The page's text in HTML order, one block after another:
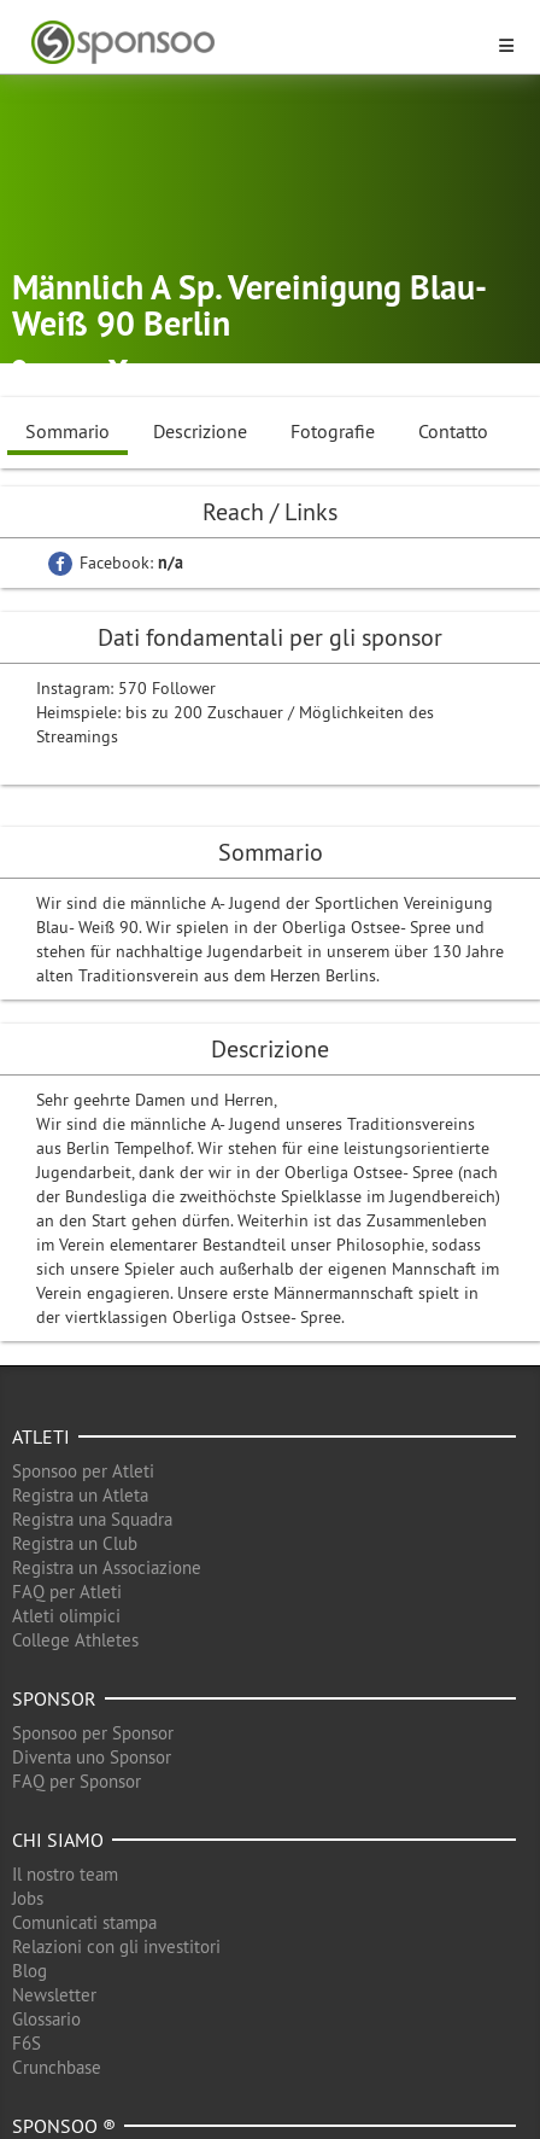
Männlich A Sp. Vereinigung Blau-
Weiß 90 Berlin
Berlin Pallamano
Sommario Descrizione Fotografie Contatto
Sommario
Wir sind die männliche A- Jugend der Sportlichen Vereinigung
Blau- Weiß 90. Wir spielen in der Oberliga Ostsee- Spree und
stehen für nachhaltige Jugendarbeit in unserem über 130 Jahre
alten Traditionsverein aus dem Herzen Berlins.
Descrizione
Sehr geehrte Damen und Herren,
Wir sind die männliche A- Jugend unseres Traditionsvereins
aus Berlin Tempelhof. Wir stehen für eine leistungsorientierte
Jugendarbeit, dank der wir in der Oberliga Ostsee- Spree (nach
der Bundesliga die zweithöchste Spielklasse im Jugendbereich)
an den Start gehen dürfen. Weiterhin ist das Zusammenleben
im Verein elementarer Bestandteil unser Philosophie, sodass
sich unsere Spieler auch außerhalb der eigenen Mannschaft im
Verein engagieren. Unsere erste Männermannschaft spielt in
der viertklassigen Oberliga Ostsee- Spree.
Reach / Links
Facebook: n/a
Dati fondamentali per gli sponsor
Instagram: 570 Follower
Heimspiele: bis zu 200 Zuschauer / Möglichkeiten des
Streamings
ATLETI
Sponsoo per Atleti
Registra un Atleta
Registra una Squadra
Registra un Club
Registra un Associazione
FAQ per Atleti
Atleti olimpici
College Athletes
SPONSOR
Sponsoo per Sponsor
Diventa uno Sponsor
FAQ per Sponsor
CHI SIAMO
Il nostro team
Jobs
Comunicati stampa
Relazioni con gli investitori
Blog
Newsletter
Glossario
F6S
Crunchbase
SPONSOO ®